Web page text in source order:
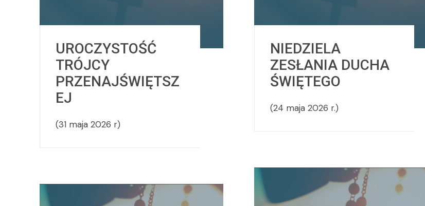
UROCZYSTOŚĆ
TRÓJCY
PRZENAJŚWIĘTSZ
EJ
(31 maja 2026 r)
NIEDZIELA
ZESŁANIA DUCHA
ŚWIĘTEGO
(24 maja 2026 r.)